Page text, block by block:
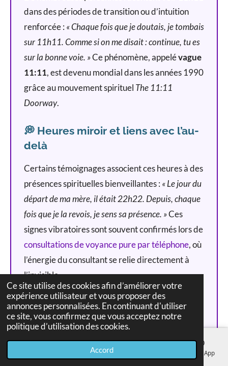
Ce site utilise des cookies afin d’améliorer votre
expérience utilisateur et vous proposer des
annonces personnalisées. En continuant d'utiliser
ce site, vous confirmez que vous acceptez notre
politique d’utilisation des cookies.
Accord
dans des périodes de transition ou d’intuition
renforcée : « Chaque fois que je doutais, je tombais
sur 11h11. Comme si on me disait : continue, tu es
sur la bonne voie. »Ce phénomène, appelévague
11:11, est devenu mondial dans les années 1990
grâce au mouvement spirituel The 11:11
Doorway.
💭 Heures miroir et liens avec l’au-
delà
Certains témoignages associent ces heures à des
présences spirituelles bienveillantes : « Le jour du
départ de ma mère, il était 22h22. Depuis, chaque
fois que je la revois, je sens sa présence. »Ces
signes vibratoires sont souvent confirmés lors de
consultations de voyance pure par téléphone, où
l’énergie du consultant se relie directement à
l’invisible.
🪞 Les heures inversées : 12h21,
21h12...
Contrairement aux heures miroir, les heures
inversées symbolisent souvent un
Carte WhatsApp